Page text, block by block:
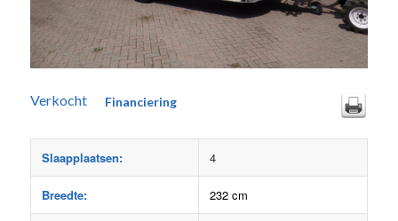
Verkocht Financiering
Slaapplaatsen: 4
Breedte: 232 cm